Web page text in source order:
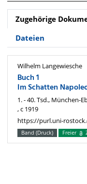
Zugehörige
Dateien
Wilhelm Langewiesche
Buch 1
Im Schatten
1. - 40. Tsd., München-
, c 1919
https://purl.uni-
Band (Druck) Freier